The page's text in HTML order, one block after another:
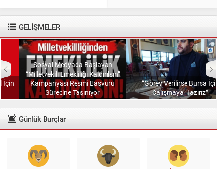
diyenlere güler geçer. Yüce...
GELİŞMELER
Sosyal Medyada Başlayan
“Milletvekili Emekliliği Kaldırılsın”
Kampanyası Resmi Başvuru
Sürecine Taşınıyor
“Görev Verilirse Bursa İçin
Çalışmaya Hazırız”
Günlük Burçlar